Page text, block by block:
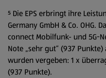
⁵ Die EPS erbringt ihre
Germany GmbH & Co. OHG.
connect Mobilfunk- und 5G-
Note „sehr gut“ (937
wurden vergeben: 1 x
(937 Punkte).